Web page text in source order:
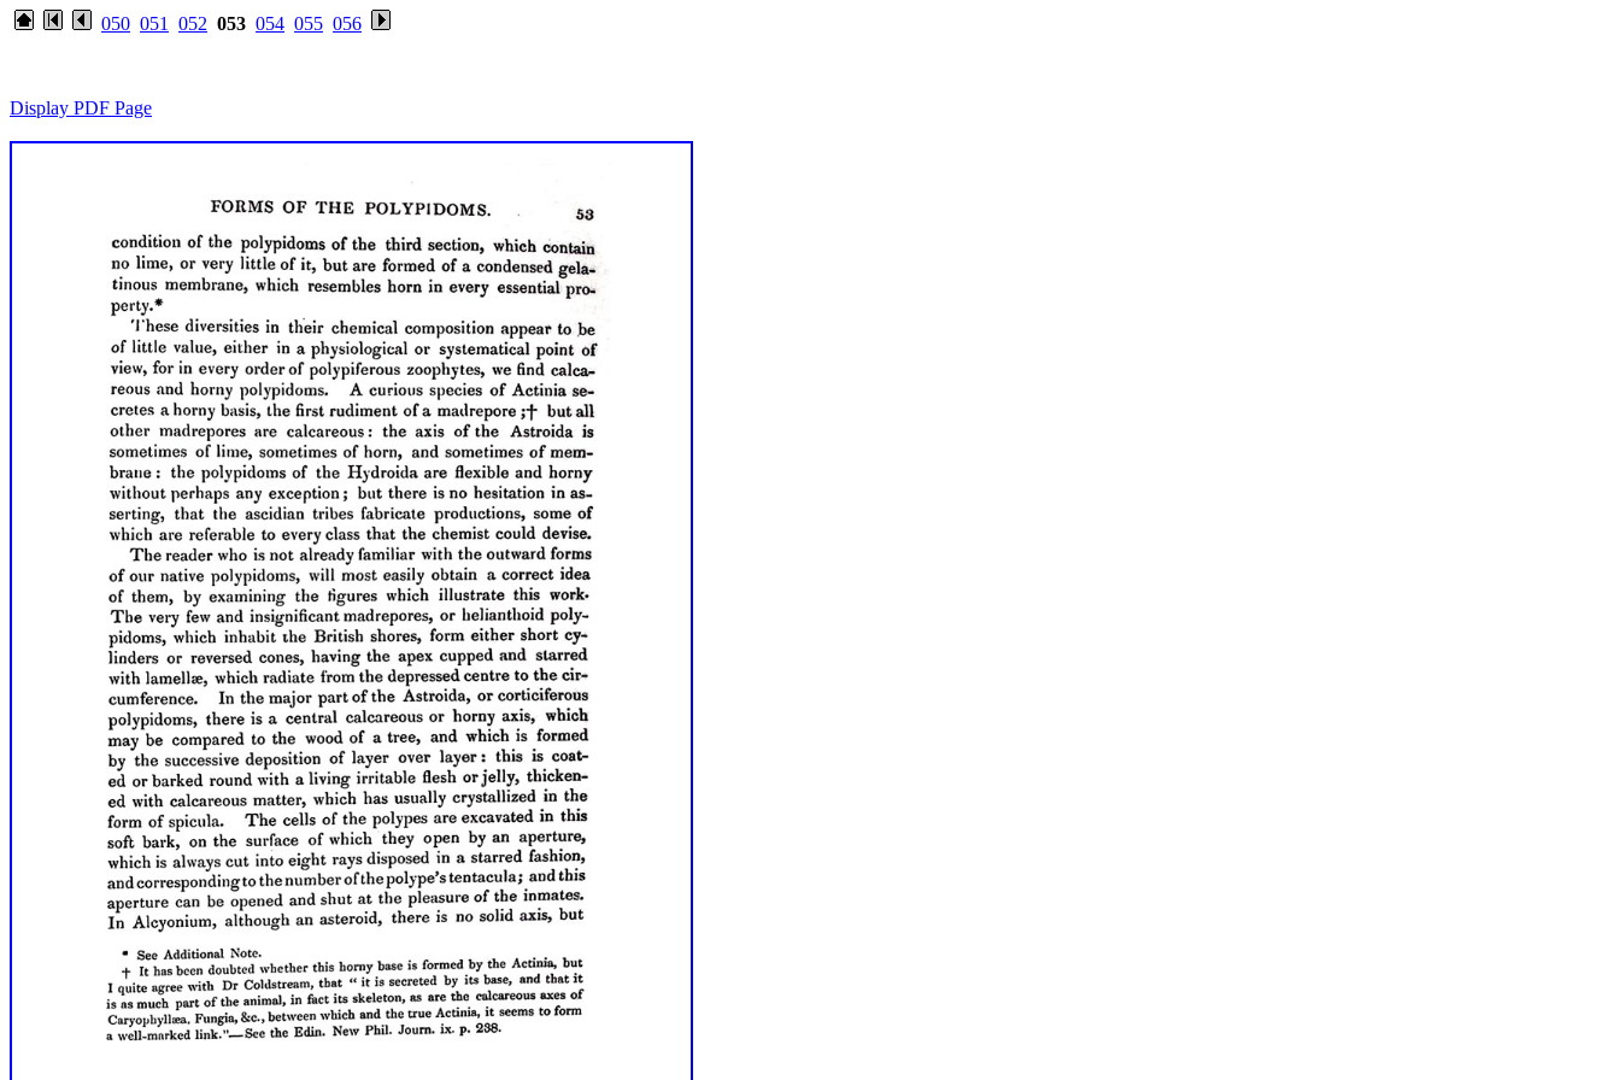
050 051 052 053 054 055 056
Display PDF Page